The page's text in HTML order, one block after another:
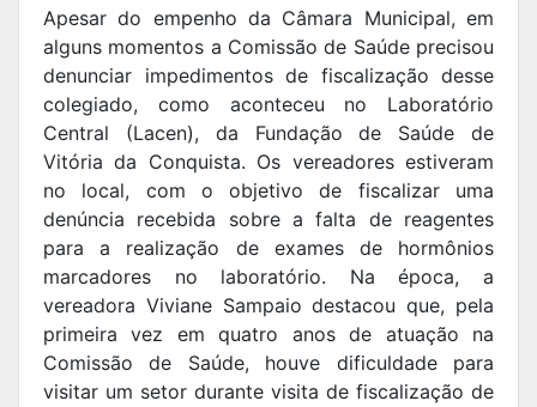
Apesar do empenho da Câmara Municipal, em
alguns momentos a Comissão de Saúde precisou
denunciar impedimentos de fiscalização desse
colegiado, como aconteceu no Laboratório
Central (Lacen), da Fundação de Saúde de
Vitória da Conquista. Os vereadores estiveram
no local, com o objetivo de fiscalizar uma
denúncia recebida sobre a falta de reagentes
para a realização de exames de hormônios
marcadores no laboratório. Na época, a
vereadora Viviane Sampaio destacou que, pela
primeira vez em quatro anos de atuação na
Comissão de Saúde, houve dificuldade para
visitar um setor durante visita de fiscalização de